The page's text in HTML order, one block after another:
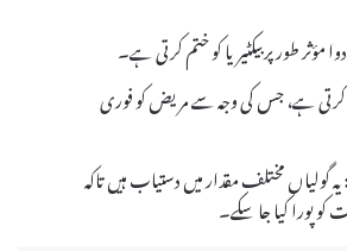
مؤثر طور پر بیکٹیریا کو ختم کرتی ہے۔
کرتی ہے، جس کی وجہ سے مریض کو فوری
یہ گولیاں مختلف مقدار میں دستیاب ہیں تاکہ
پورا کیا جا سکے۔